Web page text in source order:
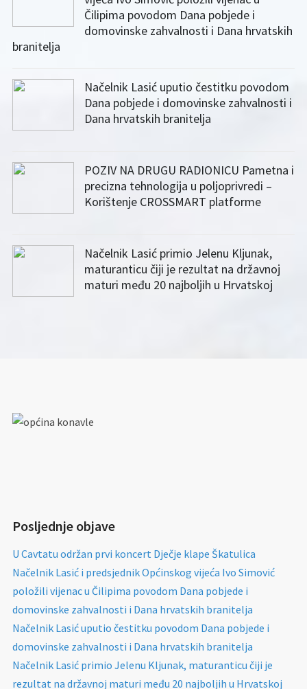
Čilipima povodom Dana pobjede i
domovinske zahvalnosti i Dana hrvatskih
branitelja
Načelnik Lasić uputio čestitku povodom
Dana pobjede i domovinske zahvalnosti i
Dana hrvatskih branitelja
POZIV NA DRUGU RADIONICU Pametna i
precizna tehnologija u poljoprivredi –
Korištenje CROSSMART platforme
Načelnik Lasić primio Jelenu Kljunak,
maturanticu čiji je rezultat na državnoj
maturi među 20 najboljih u Hrvatskoj
Posljednje objave
U Cavtatu održan prvi koncert Dječje klape Škatulica
Načelnik Lasić i predsjednik Općinskog vijeća Ivo Simović
položili vijenac u Čilipima povodom Dana pobjede i
domovinske zahvalnosti i Dana hrvatskih branitelja
Načelnik Lasić uputio čestitku povodom Dana pobjede i
domovinske zahvalnosti i Dana hrvatskih branitelja
Načelnik Lasić primio Jelenu Kljunak, maturanticu čiji je
rezultat na državnoj maturi među 20 najboljih u Hrvatskoj